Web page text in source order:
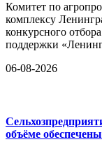
Комитет по
комплексу
конкурсного
поддержки
06-08-2026
объёме